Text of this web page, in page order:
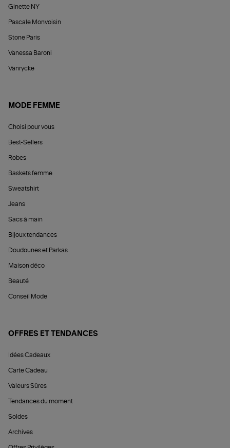
Ginette NY
Pascale Monvoisin
Stone Paris
Vanessa Baroni
Vanrycke
MODE FEMME
Choisi pour vous
Best-Sellers
Robes
Baskets femme
Sweatshirt
Jeans
Sacs à main
Bijoux tendances
Doudounes et Parkas
Maison déco
Beauté
Conseil Mode
OFFRES ET TENDANCES
Idées Cadeaux
Carte Cadeau
Valeurs Sûres
Tendances du moment
Soldes
Archives